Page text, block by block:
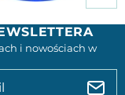
i nowościach w